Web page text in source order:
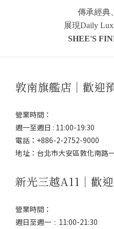
傳承經典
展現Daily
SHEE'S
敦南旗艦店｜歡迎
營業時間：
週一至週日 : 11:00-19:30
電話：+886-2-2752-9000
地址：台北市大安區敦化南路
新光三越A11｜歡
營業時間：
週日至週一 : 11:00-21:30